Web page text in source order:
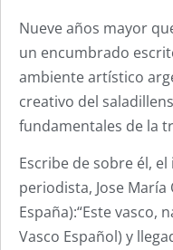
Nueve años mayor
un encumbrado
ambiente artístico
creativo del
fundamentales de la
Escribe de sobre él,
periodista, Jose
España):“Este vasco,
Vasco Español) y